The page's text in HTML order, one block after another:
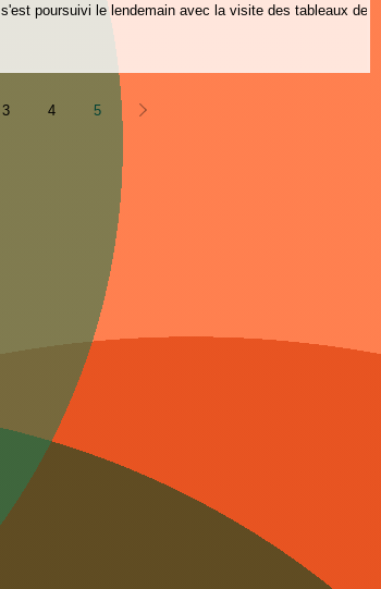
s'est poursuivi le lendemain avec la visite des tableaux de la
"Fresque de la réconciliation" de Claude Braun, qui se
trouvent dans diverses églises en Alsace du Nord et au
Palatinat du Sud ... (= brochure illustrée explicative disponible
wissembourg.fr/wa_files/Fresques_20de_20la_20r_C3_A9con
3 4 5